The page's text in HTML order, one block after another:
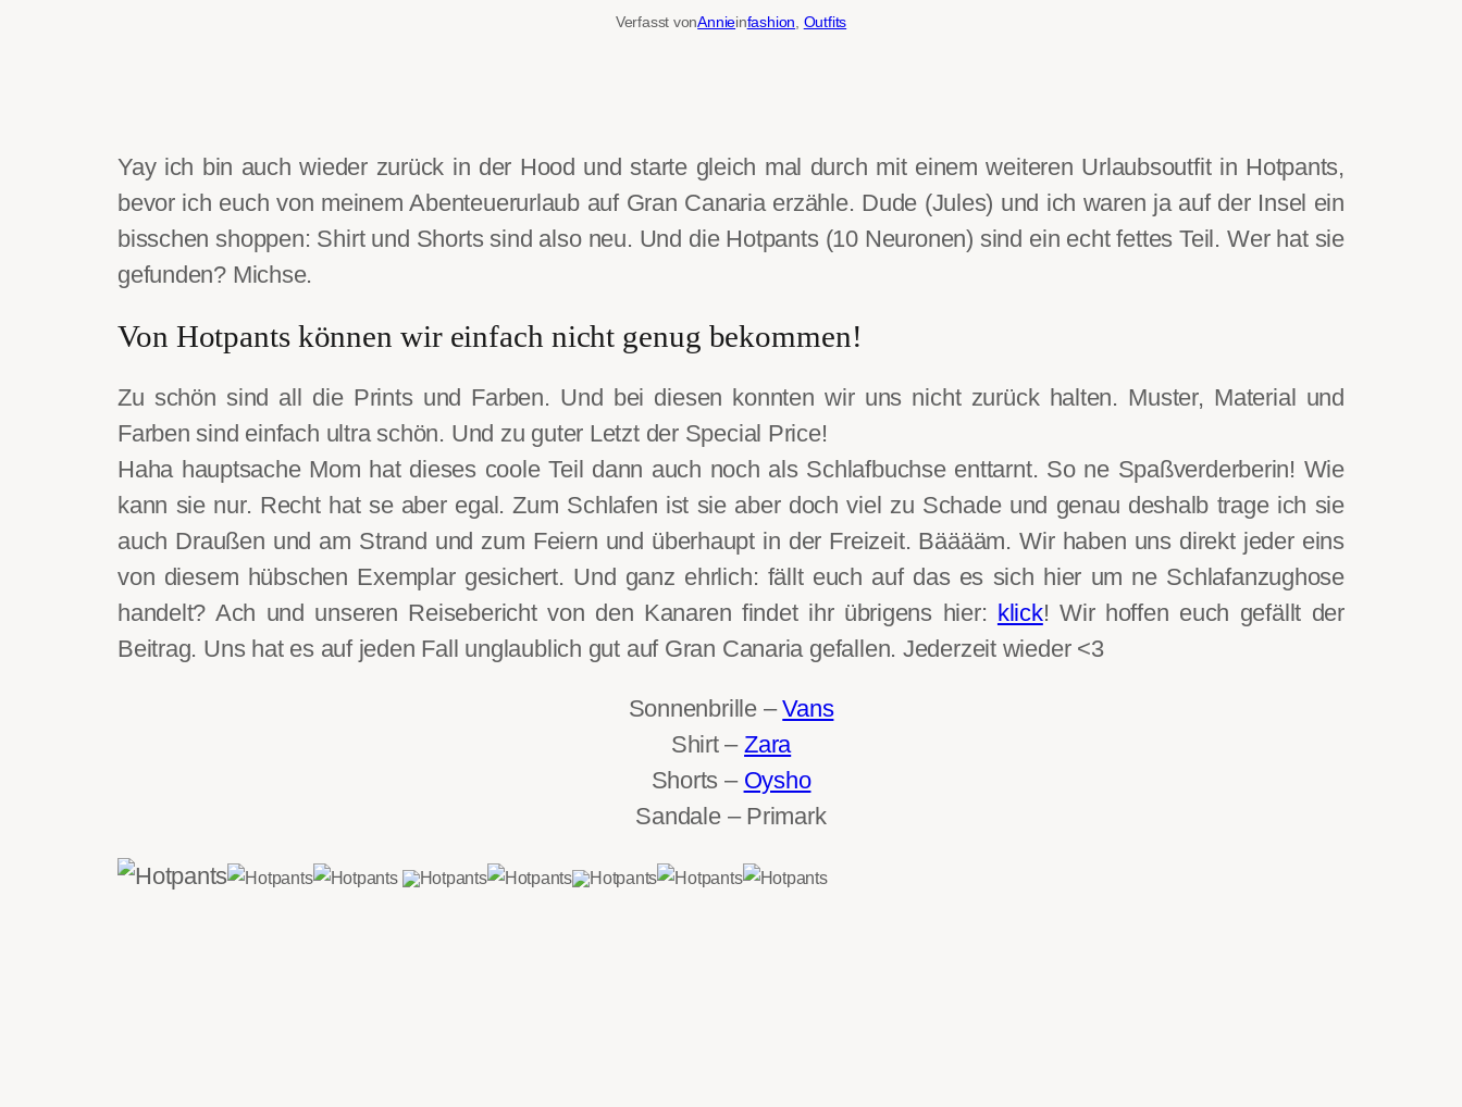
Verfasst vonAnnieinfashion Outfits
Yay ich bin auch wieder zurück in der Hood und starte gleich mal durch mit einem weiteren Urlaubsoutfit in Hotpants,
bevor ich euch von meinem Abenteuerurlaub auf Gran Canaria erzähle. Dude (Jules) und ich waren ja auf der Insel ein
bisschen shoppen: Shirt und Shorts sind also neu. Und die Hotpants (10 Neuronen) sind ein echt fettes Teil. Wer hat sie
gefunden? Michse.
Von Hotpants können wir einfach nicht genug bekommen!
Zu schön sind all die Prints und Farben. Und bei diesen konnten wir uns nicht zurück halten. Muster, Material und
Farben sind einfach ultra schön. Und zu guter Letzt der Special Price!
Haha hauptsache Mom hat dieses coole Teil dann auch noch als Schlafbuchse enttarnt. So ne Spaßverderberin! Wie
kann sie nur. Recht hat se aber egal. Zum Schlafen ist sie aber doch viel zu Schade und genau deshalb trage ich sie
auch Draußen und am Strand und zum Feiern und überhaupt in der Freizeit. Bääääm. Wir haben uns direkt jeder eins
von diesem hübschen Exemplar gesichert. Und ganz ehrlich: fällt euch auf das es sich hier um ne Schlafanzughose
handelt? Ach und unseren Reisebericht von den Kanaren findet ihr übrigens hier: klick! Wir hoffen euch gefällt der
Beitrag. Uns hat es auf jeden Fall unglaublich gut auf Gran Canaria gefallen. Jederzeit wieder <3
Sonnenbrille –Vans
Shirt –Zara
Shorts – Oysho
Sandale – Primark